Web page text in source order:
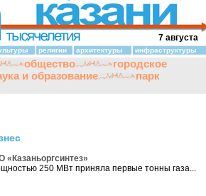
7 августа
религии архитектуры инфраструктуры
общество
городское
и образование
парк
«Казаньоргсинтез»
250 МВт приняла первые тонны газа...